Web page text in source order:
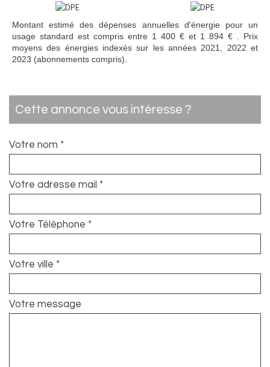
Montant estimé des dépenses annuelles d'énergie pour un
usage standard est compris entre 1 400 € et 1 894 € . Prix
moyens des énergies indexés sur les années 2021, 2022 et
2023 (abonnements compris).
cette annonce vous intéresse ?
Votre nom *
Votre adresse mail *
Votre Téléphone *
Votre ville *
Votre message